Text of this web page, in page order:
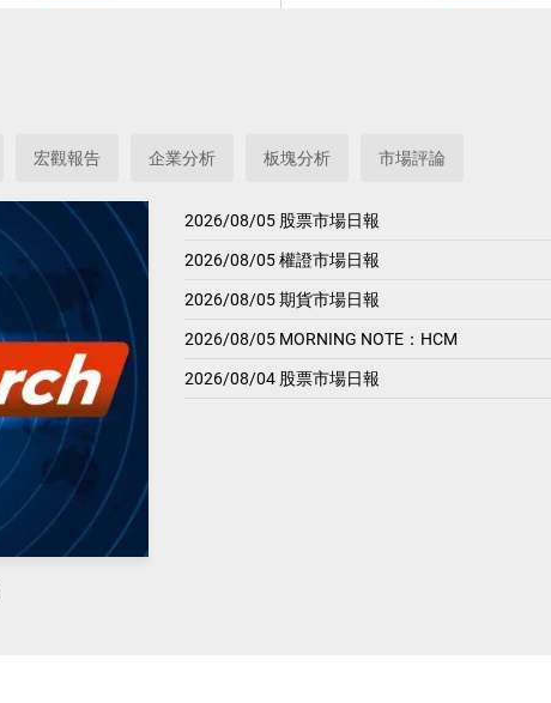
宏觀報告 企業分析 板塊分析 市場評論
2026/08/05 股票市場日報
2026/08/05 權證市場日報
2026/08/05 期貨市場日報
2026/08/05 MORNING NOTE：HCM
2026/08/04 股票市場日報